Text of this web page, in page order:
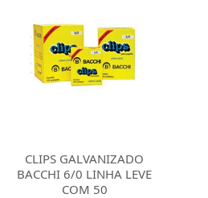
CLIPS GALVANIZADO
BACCHI 6/0 LINHA LEVE
COM 50